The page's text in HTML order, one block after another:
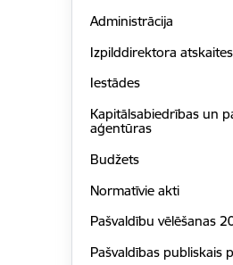
Administrācija
Izpilddirektora atskaites
Iestādes
Kapitālsabiedrības un
aģentūras
Budžets
Normatīvie akti
Pašvaldību vēlēšanas
Pašvaldības publiskais